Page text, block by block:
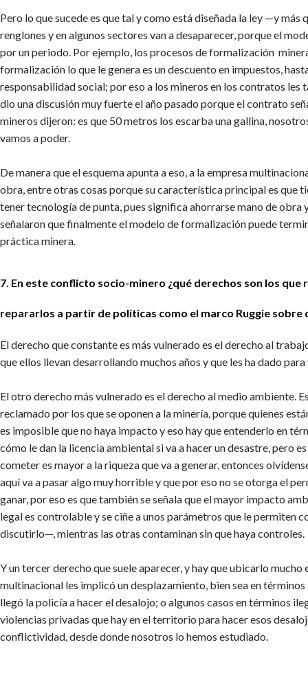
Pero lo que sucede es que tal y como está diseñada la ley —y
renglones y en algunos sectores van a desaparecer, porque el
por un periodo. Por ejemplo, los procesos de formalización
formalización lo que le genera es un descuento en impuestos,
responsabilidad social; por eso a los mineros en los contratos
dio una discusión muy fuerte el año pasado porque el contrato
mineros dijeron: es que 50 metros los escarba una gallina,
vamos a poder.
De manera que el esquema apunta a eso, a la empresa
obra, entre otras cosas porque su característica principal es que
tener tecnología de punta, pues significa ahorrarse mano de
señalaron que finalmente el modelo de formalización puede
práctica minera.
7. En este conflicto socio-minero ¿qué derechos son los
repararlos a partir de políticas como el marco Ruggie sobre
El derecho que constante es más vulnerado es el derecho al
que ellos llevan desarrollando muchos años y que les ha dado
El otro derecho más vulnerado es el derecho al medio ambiente.
reclamado por los que se oponen a la minería, porque quienes
es imposible que no haya impacto y eso hay que entenderlo en
cómo le dan la licencia ambiental si va a hacer un desastre, pero
cometer es mayor a la riqueza que va a generar, entonces
aquí va a pasar algo muy horrible y que por eso no se otorga el
ganar, por eso es que también se señala que el mayor impacto
legal es controlable y se ciñe a unos parámetros que le permiten
discutirlo—, mientras las otras contaminan sin que haya controles.
Y un tercer derecho que suele aparecer, y hay que ubicarlo
multinacional les implicó un desplazamiento, bien sea en
llegó la policía a hacer el desalojo; o algunos casos en términos
violencias privadas que hay en el territorio para hacer esos
conflictividad, desde donde nosotros lo hemos estudiado.